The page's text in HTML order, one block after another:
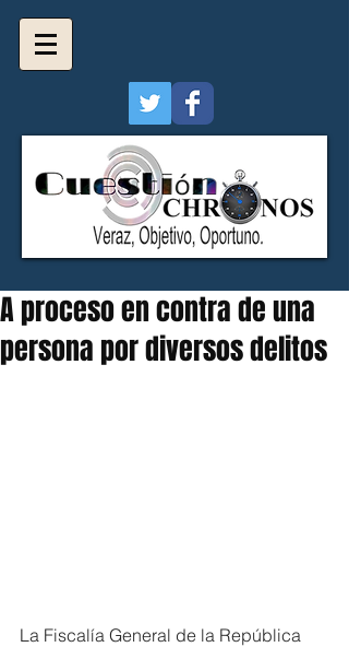
A proceso en contra de una
persona por diversos delitos
La Fiscalía General de la República